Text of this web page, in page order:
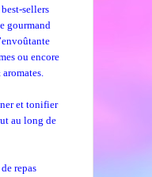
sellers
gourmand
ou encore
et tonifier
au long de
repas